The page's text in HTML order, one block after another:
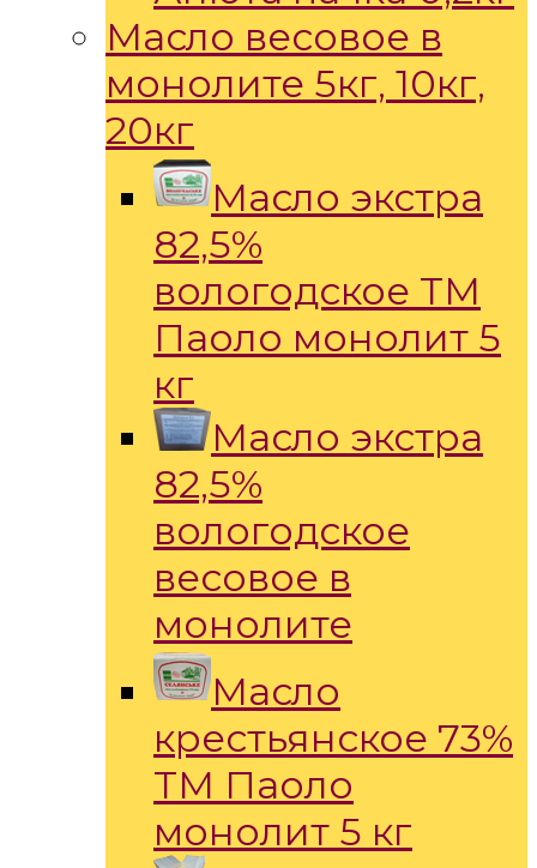
Масло весовое в
монолите 5кг, 10кг,
20кг
Масло экстра
82,5%
вологодское ТМ
Паоло монолит 5
кг
Масло экстра
82,5%
вологодское
весовое в
монолите
Масло
крестьянское 73%
ТМ Паоло
монолит 5 кг